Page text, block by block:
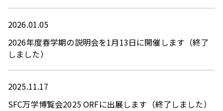
2026.01.05
2026年度春学期の説明会を1月13日に開催します（終了
しました）
2025.11.17
SFC万学博覧会2025 ORFに出展します（終了しました）